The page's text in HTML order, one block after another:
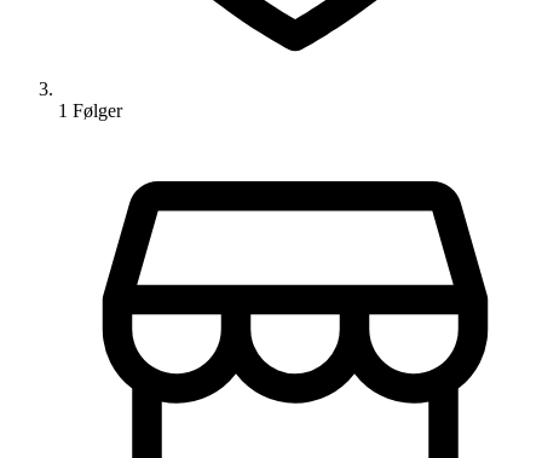
1 Følger